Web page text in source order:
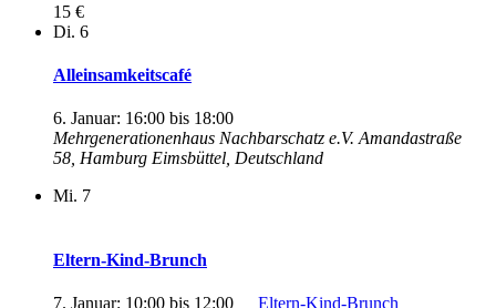
15 €
Di. 6
Alleinsamkeitscafé
6. Januar: 16:00 bis 18:00
Mehrgenerationenhaus Nachbarschatz e.V. Amandastraße
58, Hamburg Eimsbüttel, Deutschland
Mi. 7
Eltern-Kind-Brunch
7. Januar: 10:00 bis 12:00
Eltern-Kind-Brunch